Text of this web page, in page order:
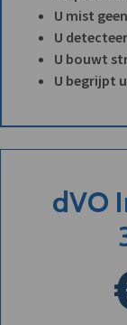
U mist
U
U bouwt
U begrijpt
dVO